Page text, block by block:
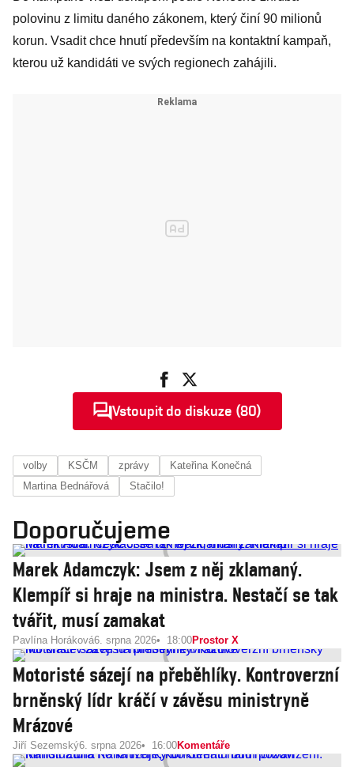
polovinu z limitu daného zákonem, který činí 90 milionů
korun. Vsadit chce hnutí především na kontaktní kampaň,
kterou už kandidáti ve svých regionech zahájili.
Vstoupit do diskuze (80)
volby KSČM zprávy
Kateřina Konečná
Martina Bednářová
Stačilo!
Doporučujeme
Marek Adamczyk: Jsem z něj zklamaný.
Klempíř si hraje na ministra. Nestačí se tak
tvářit, musí zamakat
Pavlína Horáková6. srpna 2026 18:00Prostor X
Motoristé sázejí na přeběhlíky. Kontroverzní
brněnský lídr kráčí v závěsu ministryně
Mrázové
Jiří Sezemský6. srpna 2026 16:00Komentáře